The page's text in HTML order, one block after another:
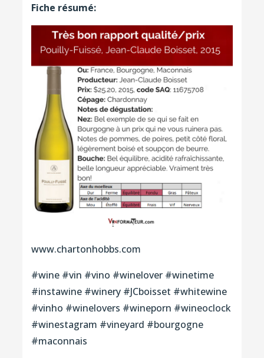
Fiche résumé:
www.chartonhobbs.com
#wine #vin #vino #winelover #winetime
#instawine #winery #JCboisset #whitewine
#vinho #winelovers #wineporn #wineoclock
#winestagram #vineyard #bourgogne
#maconnais